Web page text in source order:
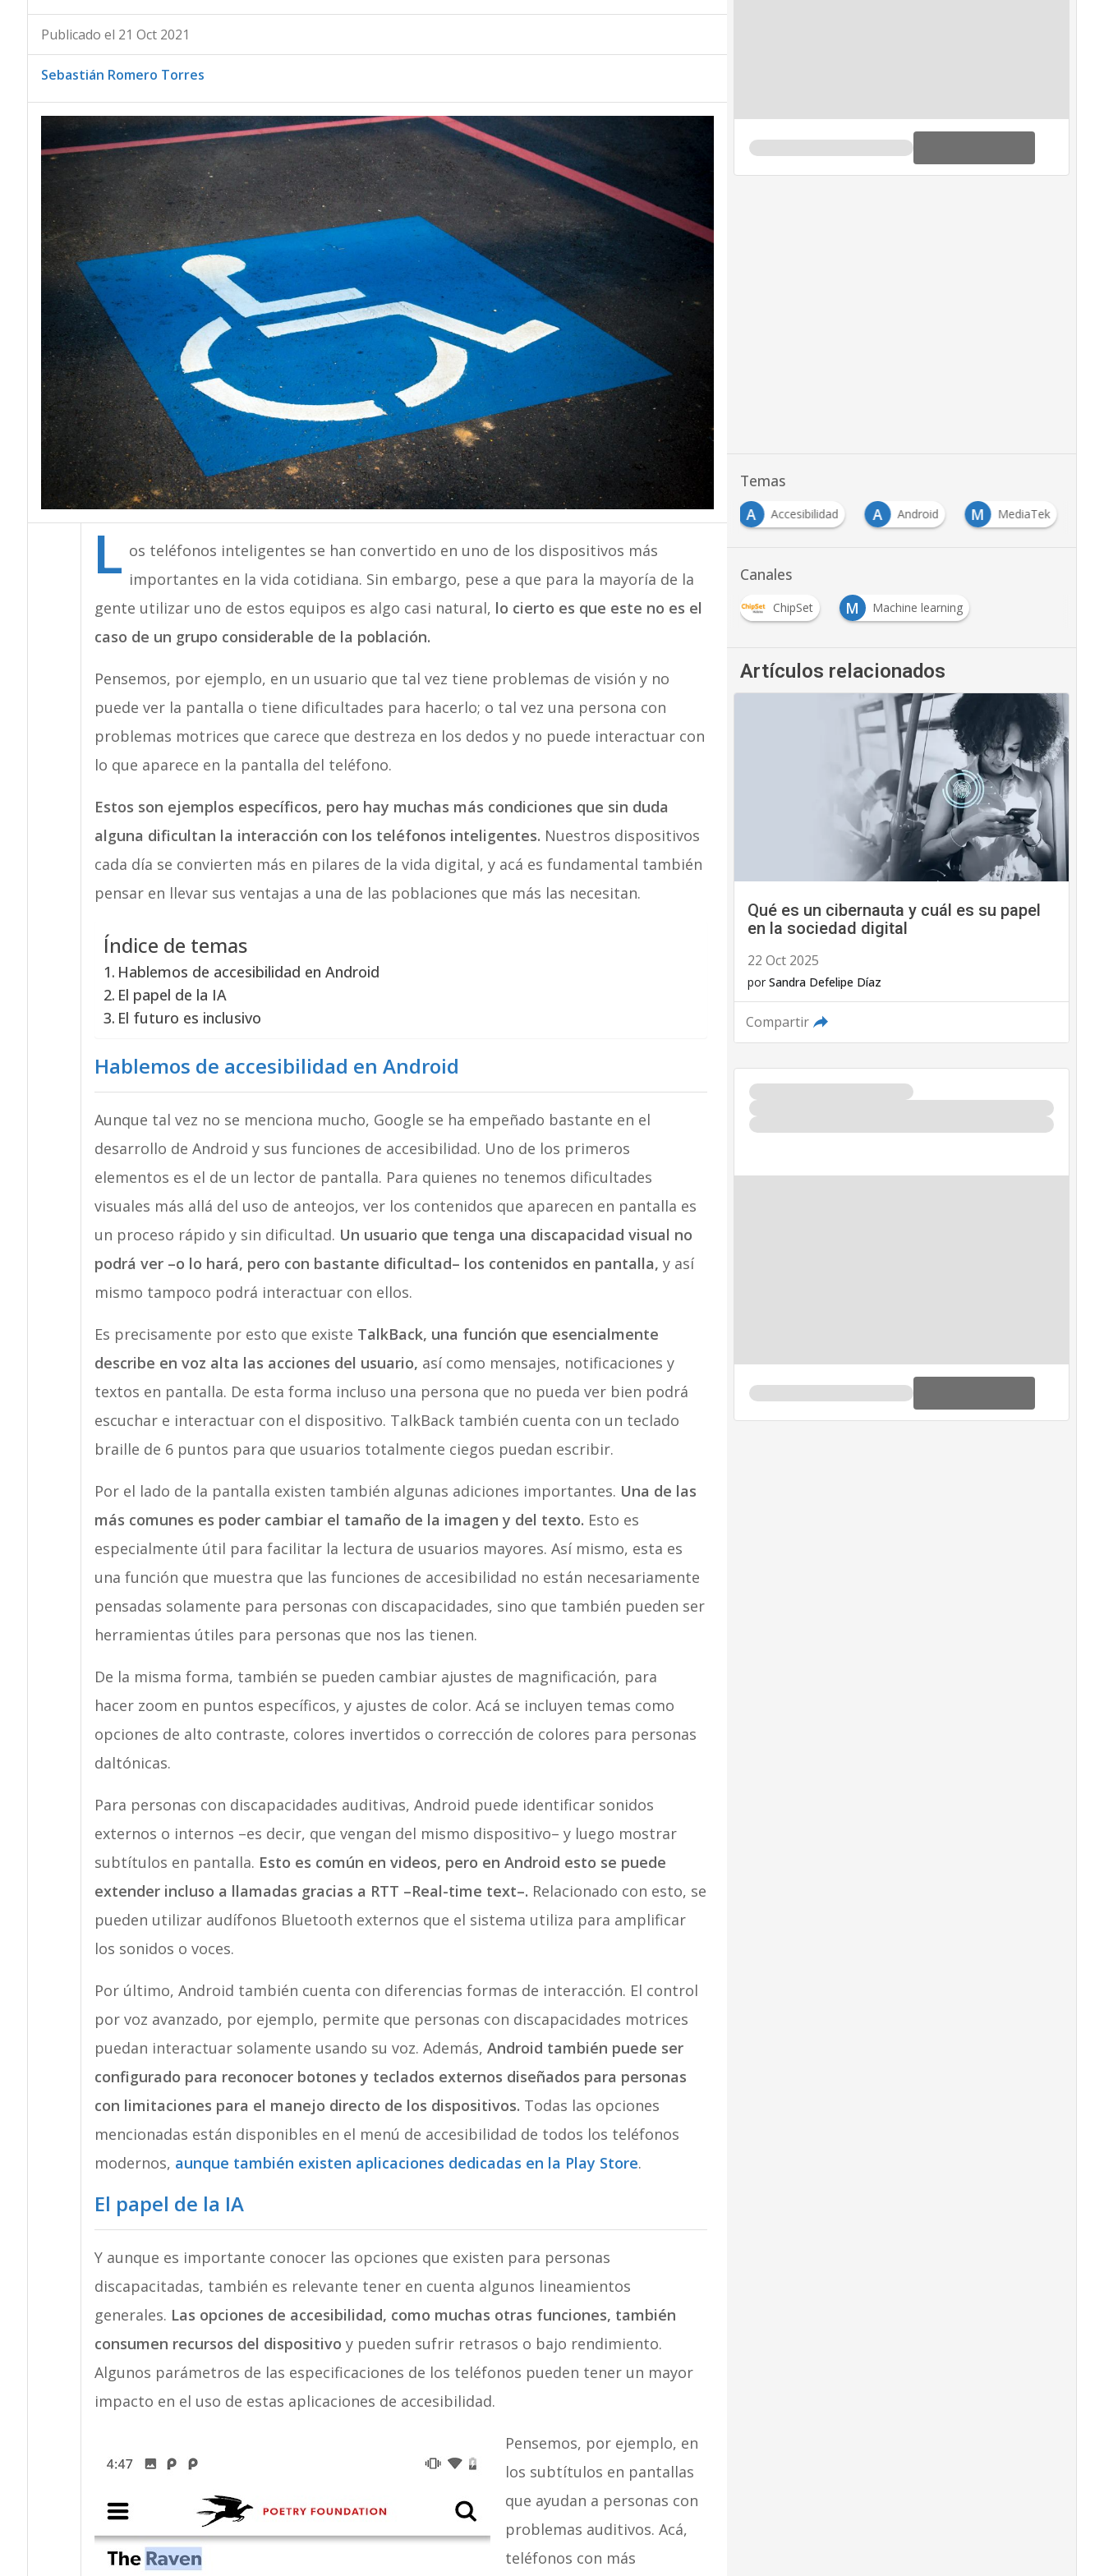
Publicado el 21 Oct 2021
Sebastián Romero Torres
L os teléfonos inteligentes se han convertido en uno de los dispositivos más
importantes en la vida cotidiana. Sin embargo, pese a que para la mayoría de la
gente utilizar uno de estos equipos es algo casi natural, lo cierto es que este no es el
caso de un grupo considerable de la población.
Pensemos, por ejemplo, en un usuario que tal vez tiene problemas de visión y no
puede ver la pantalla o tiene dificultades para hacerlo; o tal vez una persona con
problemas motrices que carece que destreza en los dedos y no puede interactuar con
lo que aparece en la pantalla del teléfono.
Estos son ejemplos específicos, pero hay muchas más condiciones que sin duda
alguna dificultan la interacción con los teléfonos inteligentes. Nuestros dispositivos
cada día se convierten más en pilares de la vida digital, y acá es fundamental también
pensar en llevar sus ventajas a una de las poblaciones que más las necesitan.
Índice de temas
Hablemos de accesibilidad en Android
El papel de la IA
El futuro es inclusivo
Hablemos de accesibilidad en Android
Aunque tal vez no se menciona mucho, Google se ha empeñado bastante en el
desarrollo de Android y sus funciones de accesibilidad. Uno de los primeros
elementos es el de un lector de pantalla. Para quienes no tenemos dificultades
visuales más allá del uso de anteojos, ver los contenidos que aparecen en pantalla es
un proceso rápido y sin dificultad. Un usuario que tenga una discapacidad visual no
podrá ver –o lo hará, pero con bastante dificultad– los contenidos en pantalla, y así
mismo tampoco podrá interactuar con ellos.
Es precisamente por esto que existe TalkBack, una función que esencialmente
describe en voz alta las acciones del usuario, así como mensajes, notificaciones y
textos en pantalla. De esta forma incluso una persona que no pueda ver bien podrá
escuchar e interactuar con el dispositivo. TalkBack también cuenta con un teclado
braille de 6 puntos para que usuarios totalmente ciegos puedan escribir.
Por el lado de la pantalla existen también algunas adiciones importantes. Una de las
más comunes es poder cambiar el tamaño de la imagen y del texto. Esto es
especialmente útil para facilitar la lectura de usuarios mayores. Así mismo, esta es
una función que muestra que las funciones de accesibilidad no están necesariamente
pensadas solamente para personas con discapacidades, sino que también pueden ser
herramientas útiles para personas que nos las tienen.
De la misma forma, también se pueden cambiar ajustes de magnificación, para
hacer zoom en puntos específicos, y ajustes de color. Acá se incluyen temas como
opciones de alto contraste, colores invertidos o corrección de colores para personas
daltónicas.
Para personas con discapacidades auditivas, Android puede identificar sonidos
externos o internos –es decir, que vengan del mismo dispositivo– y luego mostrar
subtítulos en pantalla. Esto es común en videos, pero en Android esto se puede
extender incluso a llamadas gracias a RTT –Real-time text–. Relacionado con esto, se
pueden utilizar audífonos Bluetooth externos que el sistema utiliza para amplificar
los sonidos o voces.
Por último, Android también cuenta con diferencias formas de interacción. El control
por voz avanzado, por ejemplo, permite que personas con discapacidades motrices
puedan interactuar solamente usando su voz. Además, Android también puede ser
configurado para reconocer botones y teclados externos diseñados para personas
con limitaciones para el manejo directo de los dispositivos. Todas las opciones
mencionadas están disponibles en el menú de accesibilidad de todos los teléfonos
modernos, aunque también existen aplicaciones dedicadas en la Play Store.
El papel de la IA
Y aunque es importante conocer las opciones que existen para personas
discapacitadas, también es relevante tener en cuenta algunos lineamientos
generales. Las opciones de accesibilidad, como muchas otras funciones, también
consumen recursos del dispositivo y pueden sufrir retrasos o bajo rendimiento.
Algunos parámetros de las especificaciones de los teléfonos pueden tener un mayor
impacto en el uso de estas aplicaciones de accesibilidad.
Pensemos, por ejemplo, en
los subtítulos en pantallas
que ayudan a personas con
problemas auditivos. Acá,
teléfonos con más
Temas
A
Accesibilidad A Android M MediaTek
Canales
ChipSet M Machine learning
Artículos relacionados
Qué es un cibernauta y cuál es su papel
en la sociedad digital
22 Oct 2025
por Sandra Defelipe Díaz
Compartir